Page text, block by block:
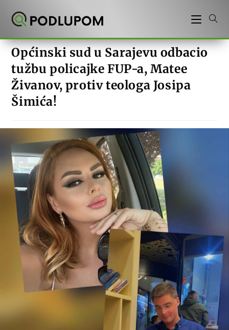
Općinski sud u Sarajevu odbacio
tužbu policajke FUP-a, Matee
Živanov, protiv teologa Josipa
Šimića!